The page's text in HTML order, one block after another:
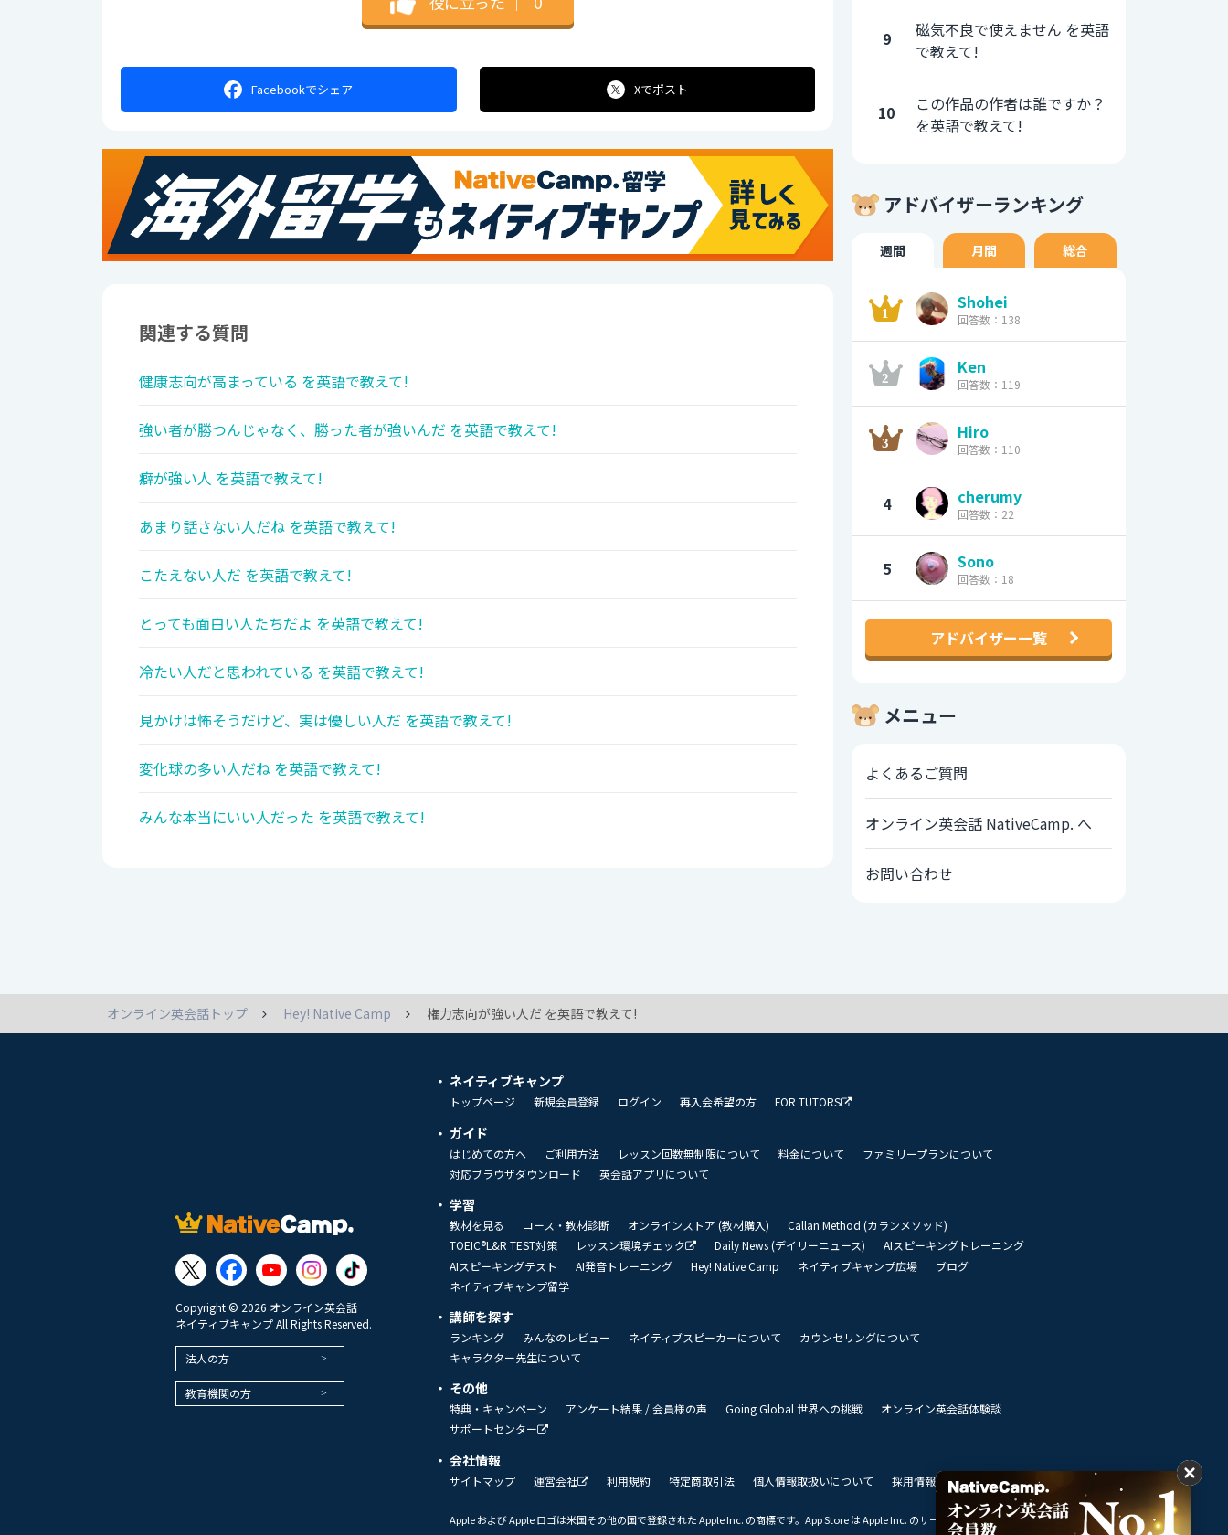
Facebookでシェア Xでポスト
関連する質問
健康志向が高まっている を英語で教えて!
強い者が勝つんじゃなく、勝った者が強いんだ を英語で教えて!
癖が強い人 を英語で教えて!
あまり話さない人だね を英語で教えて!
こたえない人だ を英語で教えて!
とっても面白い人たちだよ を英語で教えて!
冷たい人だと思われている を英語で教えて!
見かけは怖そうだけど、実は優しい人だ を英語で教えて!
変化球の多い人だね を英語で教えて!
みんな本当にいい人だった を英語で教えて!
9
磁気不良で使えません を英語
で教えて!
10
この作品の作者は誰ですか？
を英語で教えて!
アドバイザーランキング
週間 月間 総合
Shohei
回答数：138
Ken
回答数：119
Hiro
回答数：110
4 cherumy
回答数：22
5 Sono
回答数：18
アドバイザー一覧
メニュー
よくあるご質問
オンライン英会話 NativeCamp. へ
お問い合わせ
オンライン英会話トップ Hey! Native Camp 権力志向が強い人だ を英語で教えて!
Copyright © 2026 オンライン英会話
ネイティブキャンプ All Rights Reserved.
法人の方
教育機関の方
ネイティブキャンプ
トップページ 新規会員登録 ログイン 再入会希望の方 FOR TUTORS
ガイド
はじめての方へ ご利用方法 レッスン回数無制限について 料金について
ファミリープランについて
対応ブラウザダウンロード
英会話アプリについて
学習
教材を見る コース・教材診断 オンラインストア (教材購入)
Callan Method (カランメソッド)
TOEIC®L&R TEST対策
レッスン環境チェック Daily News (デイリーニュース)
AIスピーキングトレーニング
AIスピーキングテスト
AI発音トレーニング Hey! Native Camp ネイティブキャンプ広場
ブログ
ネイティブキャンプ留学
講師を探す
ランキング みんなのレビュー ネイティブスピーカーについて
カウンセリングについて
キャラクター先生について
その他
特典・キャンペーン アンケート結果 / 会員様の声 Going Global 世界への挑戦
オンライン英会話体験談
サポートセンター
会社情報
サイトマップ 運営会社 利用規約 特定商取引法 個人情報取扱いについて 採用情報 私達のビジョン
Apple および Apple ロゴは米国その他の国で登録された Apple Inc. の商標です。App Store は Apple Inc. のサービスマークです。